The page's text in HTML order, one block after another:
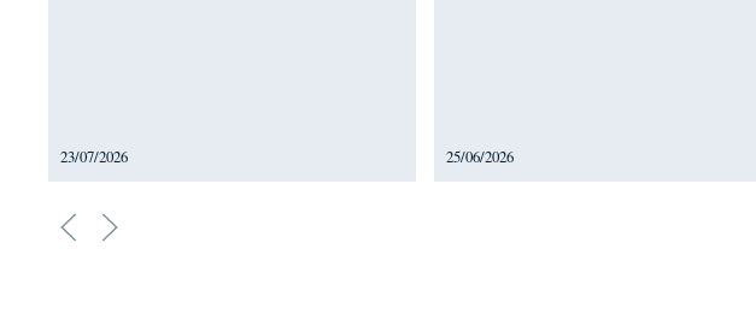
23/07/2026 25/06/2026